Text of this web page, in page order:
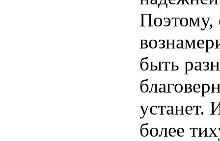
быть
устанет.
более